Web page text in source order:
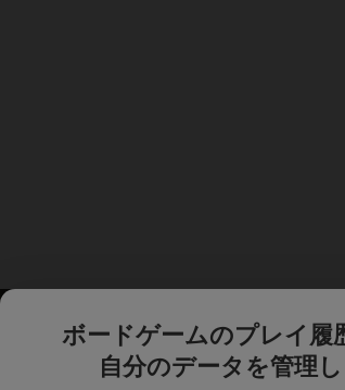
ボードゲームのプレイ履
自分のデータを管理